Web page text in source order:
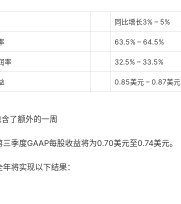
同比增长3% – 5%
63.5% – 64.5%
率 32.5% – 33.5%
0.85美元 – 0.87美元
了额外的一周
季度GAAP每股收益将为0.70美元至0.74美元。
将实现以下结果：